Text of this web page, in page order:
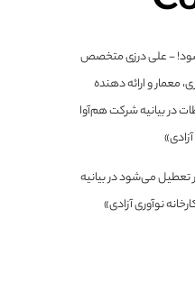
شود! - علی درزی متخصص
معمار و ارائه دهنده
دربیانیه شرکت هم‌آوا
دربیانیه
نوآوری آزادی»